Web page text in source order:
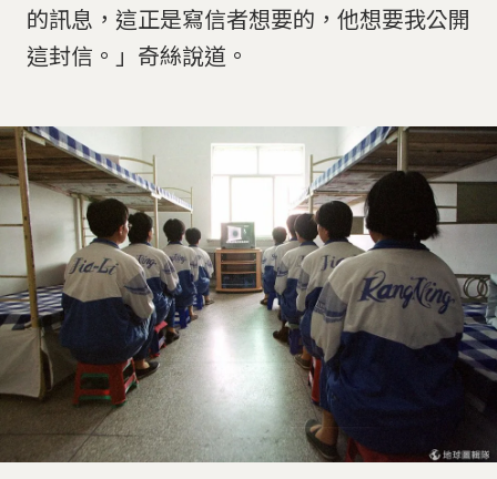
的訊息，這正是寫信者想要的，他想要我公開
這封信。」奇絲說道。